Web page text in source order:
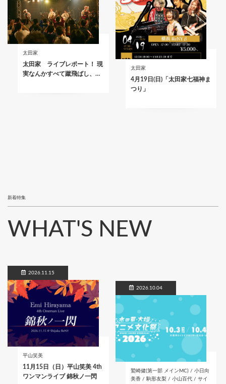
太田家
太田家 ライブレポート！ 現
実なんかすべて蹴飛ばし、…
太田家
4月19日(日)「太田家七福神ま
つり」
新着特集
WHAT'S NEW
2026.11.15
平山笑美
11月15日（日）平山笑美 4th
ワンマンライブ 錦秋ノ一閃
2026.10.04
鷲崎健(第一部 メインMC) / 小日向
美香 / 駒形友梨 / 小山百代 / サイ